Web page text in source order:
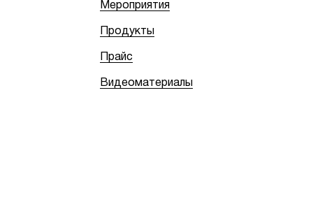
Мероприятия
Продукты
Прайс
Видеоматериалы